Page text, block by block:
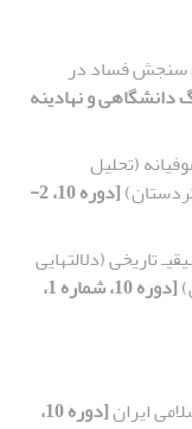
سنجش فساد در
دانشگاهی و نهادینه
(تحلیل
[دوره 10، 2-
تاریخی (دلالتهایی
[دوره 10، شماره 1،
ایران
[دوره 10،